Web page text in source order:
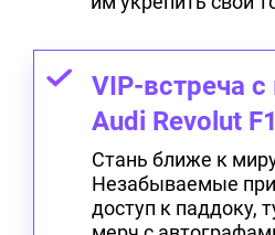
VIP-встреча
Audi Revolut
Стань ближе к
Незабываемые
доступ к паддоку,